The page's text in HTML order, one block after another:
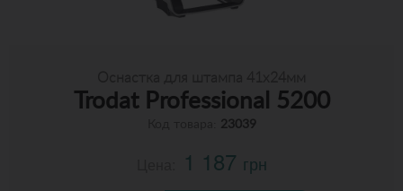
Trodat Professional 5200
23039
1 187 грн